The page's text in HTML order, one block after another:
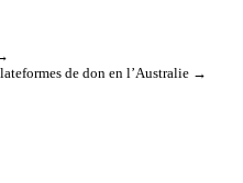
de don en l’Australie →